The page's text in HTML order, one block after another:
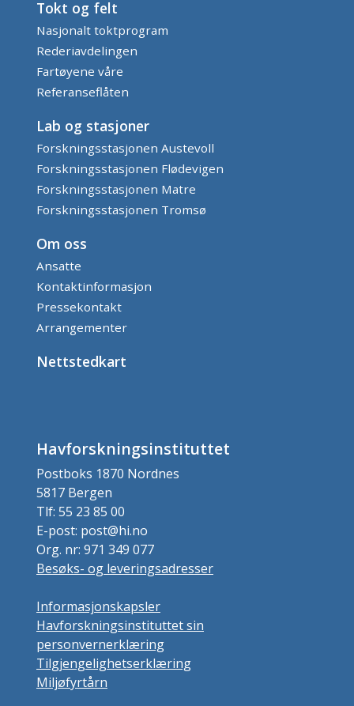
Tokt og felt
Nasjonalt toktprogram
Rederiavdelingen
Fartøyene våre
Referanseflåten
Lab og stasjoner
Forskningsstasjonen Austevoll
Forskningsstasjonen Flødevigen
Forskningsstasjonen Matre
Forskningsstasjonen Tromsø
Om oss
Ansatte
Kontaktinformasjon
Pressekontakt
Arrangementer
Nettstedkart
Havforskningsinstituttet
Postboks 1870 Nordnes
5817 Bergen
Tlf: 55 23 85 00
E-post: post@hi.no
Org. nr: 971 349 077
Besøks- og leveringsadresser
Informasjonskapsler
Havforskningsinstituttet sin
personvernerklæring
Tilgjengelighetserklæring
Miljøfyrtårn